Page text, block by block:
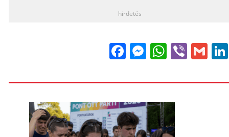
hirdetés
FacebookViber